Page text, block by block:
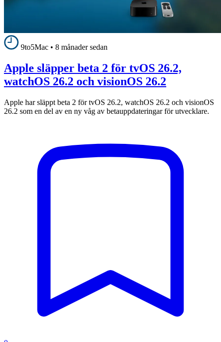
9to5Mac • 8 månader sedan
Apple släpper beta 2 för tvOS 26.2,
watchOS 26.2 och visionOS 26.2
Apple har släppt beta 2 för tvOS 26.2, watchOS 26.2 och visionOS
26.2 som en del av en ny våg av betauppdateringar för utvecklare.